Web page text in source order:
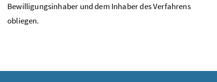
Bewilligungsinhaber und dem Inhaber des Verfahrens
obliegen.